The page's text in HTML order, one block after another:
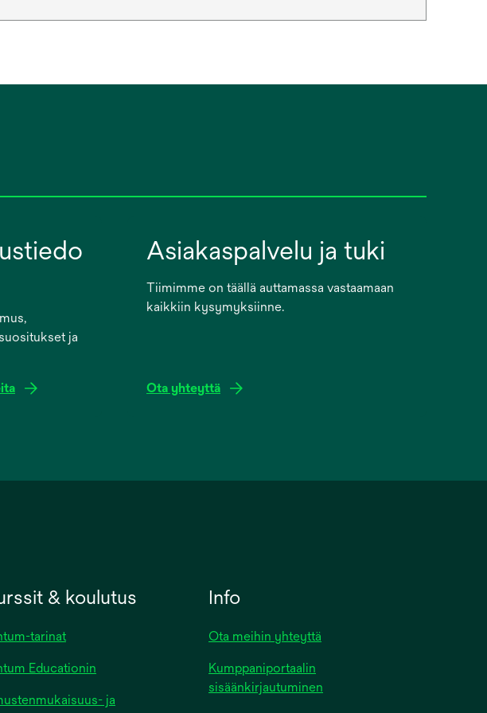
ja
Asiakaspalvelu ja tuki
Tiimimme on täällä auttamassa vastaamaan
kaikkiin kysymyksiinne.
Ota yhteyttä
& koulutus
tarinat
Educationin
ja
Info
Ota meihin yhteyttä
Kumppaniportaalin
sisäänkirjautuminen